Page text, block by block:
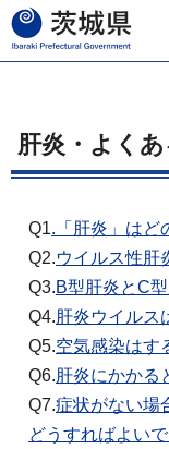
茨城県
肝炎・よく
Q1.「肝炎」はど
Q2.ウイルス性肝
Q3.B型肝炎とC
Q4.肝炎ウイルス
Q5.空気感染はす
Q6.肝炎にかかる
Q7.症状がない場
どうすればよい